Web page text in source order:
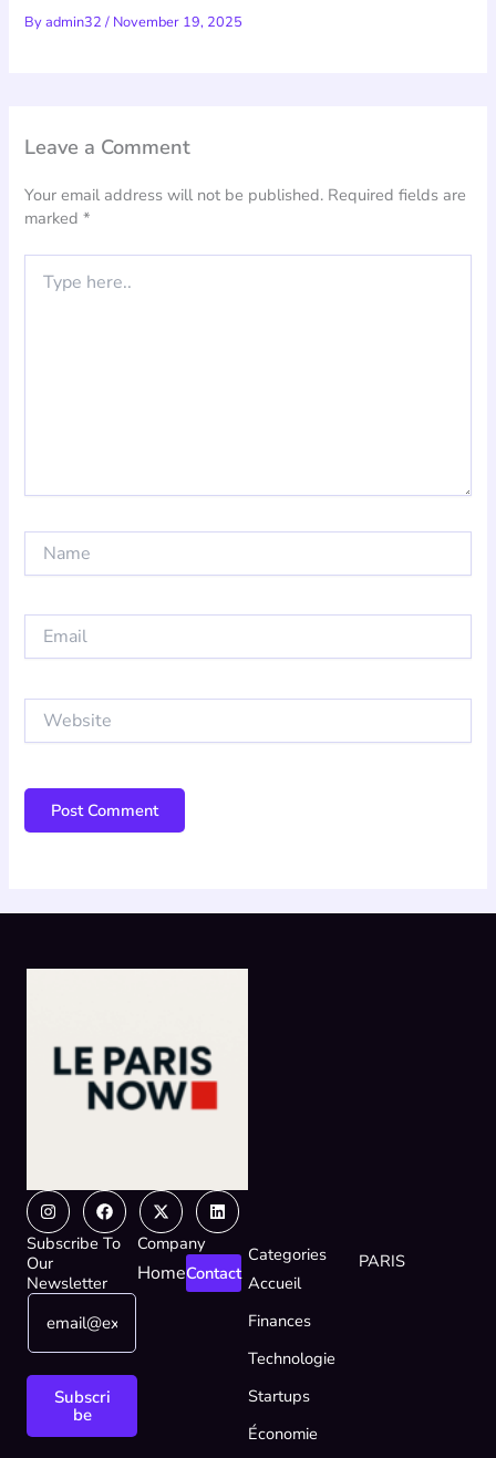
Byadmin32/ November 19, 2025
Leave a Comment
Your email address will not be published. Required fields are
marked*
here..
Email
InstagramFacebook
X-
twitter
Linkedin
Subscribe To
Our
Newsletter
*
E
m
l
E
a
Subscri
be
Company
HomeContact
Categories
Accueil
Finances
Technologie
Startups
Économie
PARIS